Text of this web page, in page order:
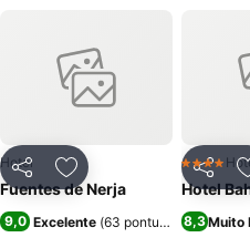
PartilharAdicionar aos
Hotel
Fuentes de Nerja
9,0 Excelente (63 pontuações)
4 Estrelas
Hotel
8,3Muito